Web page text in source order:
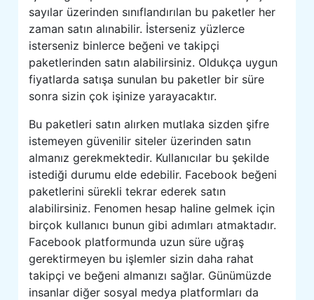
sayılar üzerinden sınıflandırılan bu paketler her
zaman satın alınabilir. İsterseniz yüzlerce
isterseniz binlerce beğeni ve takipçi
paketlerinden satın alabilirsiniz. Oldukça uygun
fiyatlarda satışa sunulan bu paketler bir süre
sonra sizin çok işinize yarayacaktır.
Bu paketleri satın alırken mutlaka sizden şifre
istemeyen güvenilir siteler üzerinden satın
almanız gerekmektedir. Kullanıcılar bu şekilde
istediği durumu elde edebilir. Facebook beğeni
paketlerini sürekli tekrar ederek satın
alabilirsiniz. Fenomen hesap haline gelmek için
birçok kullanıcı bunun gibi adımları atmaktadır.
Facebook platformunda uzun süre uğraş
gerektirmeyen bu işlemler sizin daha rahat
takipçi ve beğeni almanızı sağlar. Günümüzde
insanlar diğer sosyal medya platformları da